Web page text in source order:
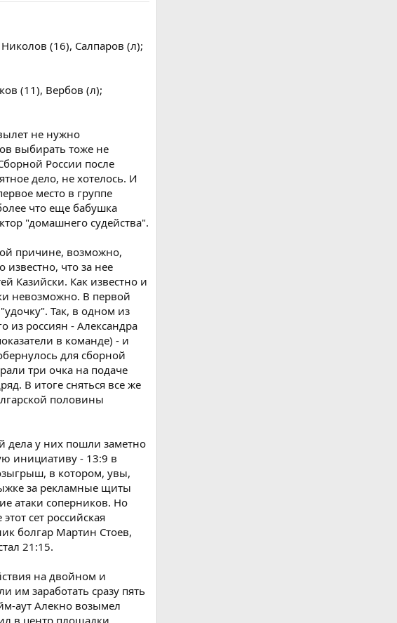
(16), Салпаров (л);
(11), Вербов (л);
не нужно
выбирать тоже не
России после
дело, не хотелось. И
место в группе
что еще бабушка
"домашнего судейства".
причине, возможно,
что за нее
Казийски. Как известно и
невозможно. В первой
Так, в одном из
из россиян - Александра
в команде) - и
для сборной
три очка на подаче
В итоге сняться все же
половины
дела у них пошли заметно
инициативу - 13:9 в
в котором, увы,
за рекламные щиты
атаки соперников. Но
сет российская
болгар Мартин Стоев,
21:15.
на двойном и
им заработать сразу пять
аут Алекно возымел
в центр площадки.